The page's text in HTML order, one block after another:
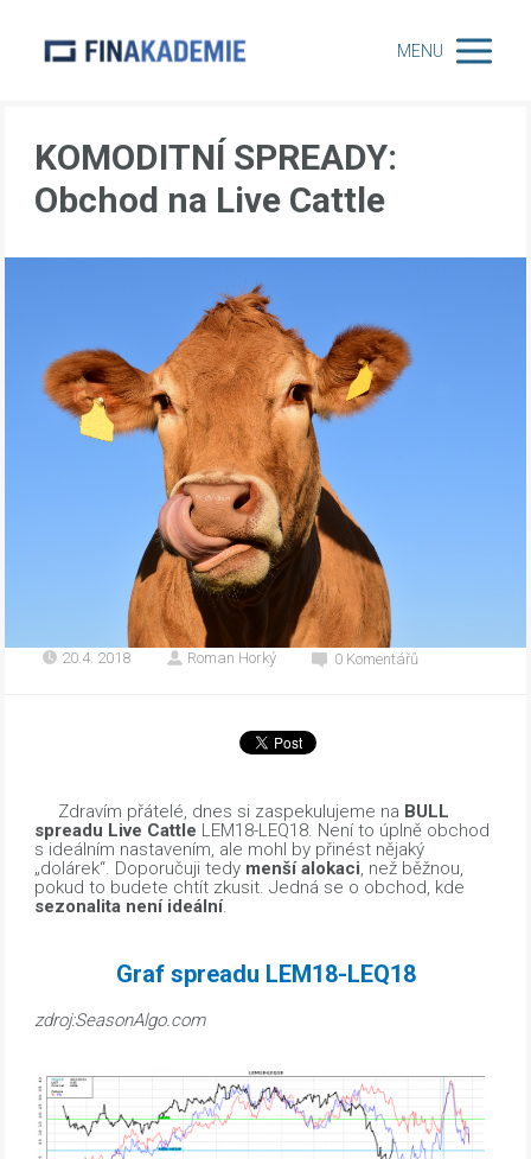
MENU
KOMODITNÍ SPREADY:
Obchod na Live Cattle
20.4. 2018 Roman Horký 0 Komentářů
Zdravím přátelé, dnes si zaspekulujeme na BULL
spreadu Live Cattle LEM18-LEQ18. Není to úplně obchod
s ideálním nastavením, ale mohl by přinést nějaký
„dolárek“. Doporučuji tedy menší alokaci, než běžnou,
pokud to budete chtít zkusit. Jedná se o obchod, kde
sezonalita není ideální.
Graf spreadu LEM18-LEQ18
zdroj:SeasonAlgo.com